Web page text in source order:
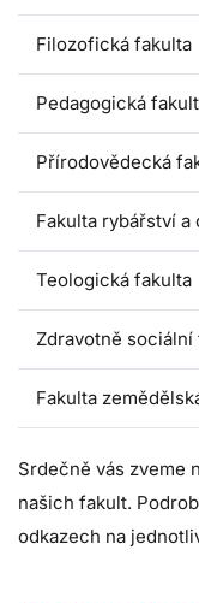
Filozofická fakulta
Pedagogická
Přírodovědecká
Fakulta rybářství a
Teologická fakulta
Zdravotně sociální
Fakulta
Srdečně vás zveme
našich fakult.
odkazech na